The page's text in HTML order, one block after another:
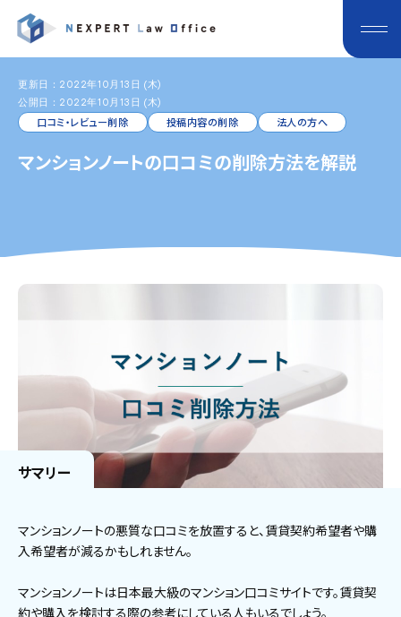
更新日：2022年10月13日 (木)
公開日：2022年10月13日 (木)
口コミ・レビュー削除
投稿内容の削除 法人の方へ
マンションノートの口コミの削除方法を解説
サマリー
マンションノートの悪質な口コミを放置すると、賃貸契約希望者や購
入希望者が減るかもしれません。
マンションノートは日本最大級のマンション口コミサイトです。賃貸契
約や購入を検討する際の参考にしている人もいるでしょう。